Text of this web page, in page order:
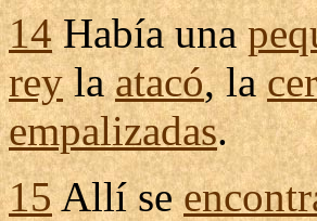
14Había una
reylaatacó, la
empalizadas.
15Allí se